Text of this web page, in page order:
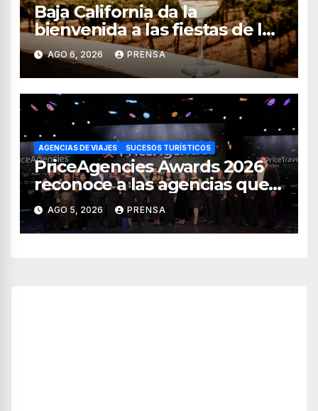
Baja California da la
bienvenida a las fiestas de la
vendimia 2026
AGO 6, 2026 PRENSA
AGENCIAS DE VIAJES SUCESOS TURÍSTICOS
PriceAgencies Awards 2026
reconoce a las agencias que
impulsan el crecimiento del
turismo en México
AGO 5, 2026 PRENSA